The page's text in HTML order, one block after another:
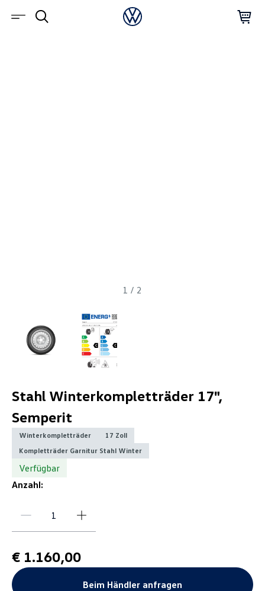
1 / 2
Stahl Winterkompletträder 17",
Semperit
Winterkompletträder
17 Zoll
Kompletträder Garnitur Stahl Winter
Verfügbar
Anzahl:
€ 1.160,00
Beim Händler anfragen